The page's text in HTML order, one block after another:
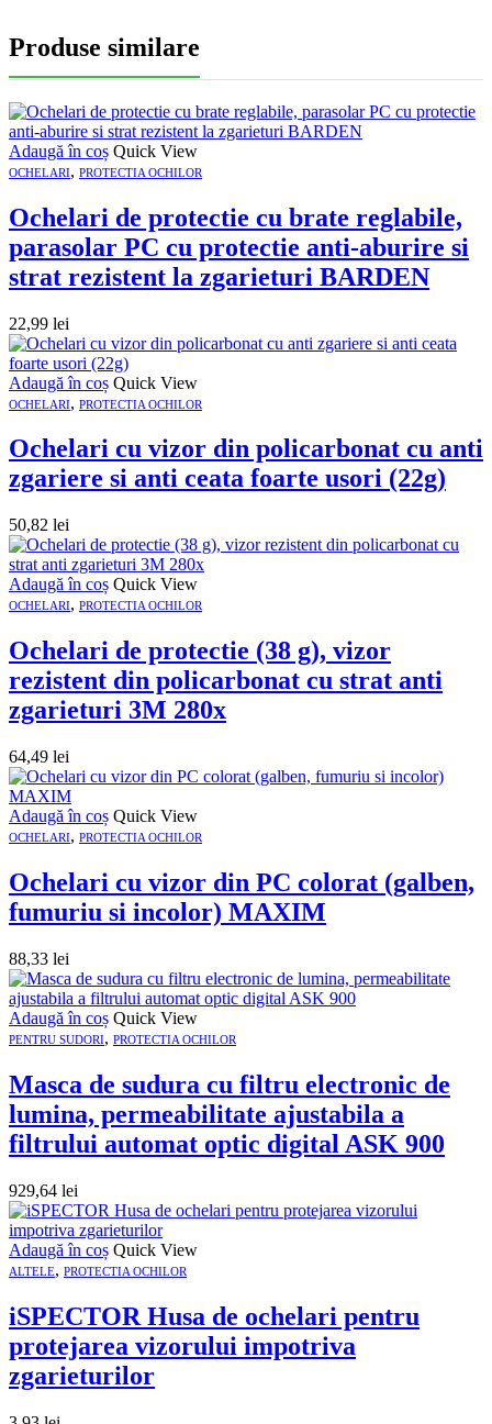
Produse similare
Adaugă în coș Quick View
OCHELARI, PROTECTIA OCHILOR
Ochelari de protectie cu brate reglabile,
parasolar PC cu protectie anti-aburire si
strat rezistent la zgarieturi BARDEN
22,99 lei
Adaugă în coș Quick View
OCHELARI, PROTECTIA OCHILOR
Ochelari cu vizor din policarbonat cu anti
zgariere si anti ceata foarte usori (22g)
50,82 lei
Adaugă în coș Quick View
OCHELARI, PROTECTIA OCHILOR
Ochelari de protectie (38 g), vizor
rezistent din policarbonat cu strat anti
zgarieturi 3M 280x
64,49 lei
Adaugă în coș Quick View
OCHELARI, PROTECTIA OCHILOR
Ochelari cu vizor din PC colorat (galben,
fumuriu si incolor) MAXIM
88,33 lei
Adaugă în coș Quick View
PENTRU SUDORI, PROTECTIA OCHILOR
Masca de sudura cu filtru electronic de
lumina, permeabilitate ajustabila a
filtrului automat optic digital ASK 900
929,64 lei
Adaugă în coș Quick View
ALTELE, PROTECTIA OCHILOR
iSPECTOR Husa de ochelari pentru
protejarea vizorului impotriva
zgarieturilor